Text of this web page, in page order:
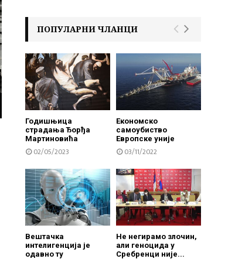
ПОПУЛАРНИ ЧЛАНЦИ
Годишњица
страдања Ђорђа
Мартиновића
02/05/2023
Економско
самоубиство
Европске уније
03/11/2022
Вештачка
интелигенција је
одавно ту
Не негирамо злочин,
али геноцида у
Сребренци није...